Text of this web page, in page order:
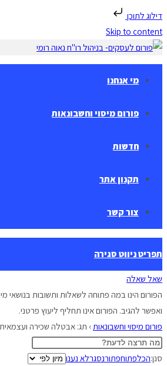
דילוג לתוכן
Skip to content
מי אנחנו
פורום מיסוי וחשבונאות
חדשות
תקנון אתר
צור קשר
תפריט ניווט סגירה
שאל שאלה
הפורום הינו במה פתוחה לשאלות ותשובות בנושאי
ואפשר להגיב. הפורום אינו תחליף ליעוץ פרטני.
פורום מיסוי וחשבונאות› תג: אבטלה שכירה ועצמאית
סנן:הכלפתוחפתורנסגרלא נענו